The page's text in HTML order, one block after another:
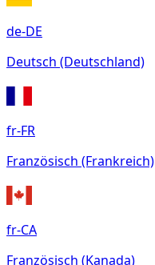
de-DE
Deutsch (Deutschland)
fr-FR
Französisch (Frankreich)
fr-CA
Französisch (Kanada)